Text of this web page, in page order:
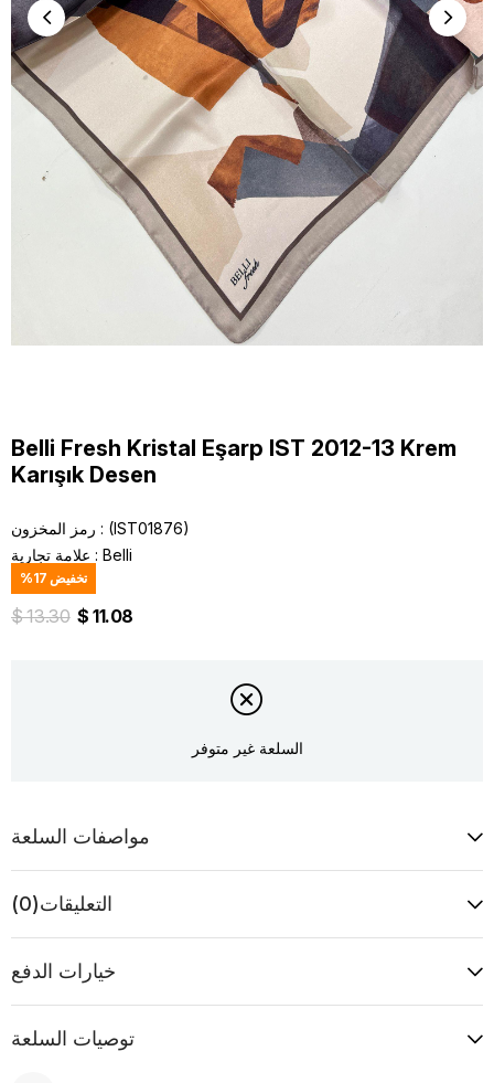
Belli Fresh Kristal Eşarp IST 2012-13 Krem
Karışık Desen
رمز المخزون
(IST01876)
علامة تجارية : Belli
%17 تخفيض
$ 13.30 $ 11.08
السلعة غير متوفر
مواصفات السلعة
التعليقات(0)
خيارات الدفع
توصيات السلعة